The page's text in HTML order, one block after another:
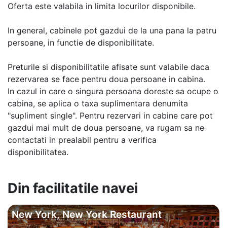
Oferta este valabila in limita locurilor disponibile.
In general, cabinele pot gazdui de la una pana la patru
persoane, in functie de disponibilitate.
Preturile si disponibilitatile afisate sunt valabile daca
rezervarea se face pentru doua persoane in cabina.
In cazul in care o singura persoana doreste sa ocupe o
cabina, se aplica o taxa suplimentara denumita
"supliment single". Pentru rezervari in cabine care pot
gazdui mai mult de doua persoane, va rugam sa ne
contactati in prealabil pentru a verifica
disponibilitatea.
Din facilitatile navei
New York, New York Restaurant